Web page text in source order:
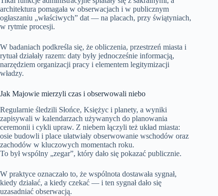
architektura pomagała w obserwacjach i w publicznym
ogłaszaniu „właściwych” dat — na placach, przy świątyniach,
w rytmie procesji.
W badaniach podkreśla się, że obliczenia, przestrzeń miasta i
rytuał działały razem: daty były jednocześnie informacją,
narzędziem organizacji pracy i elementem legitymizacji
władzy.
Jak Majowie mierzyli czas i obserwowali niebo
Regularnie śledzili Słońce, Księżyc i planety, a wyniki
zapisywali w kalendarzach używanych do planowania
ceremonii i cykli upraw. Z niebem łączyli też układ miasta:
osie budowli i place ułatwiały obserwowanie wschodów oraz
zachodów w kluczowych momentach roku.
To był wspólny „zegar”, który dało się pokazać publicznie.
W praktyce oznaczało to, że wspólnota dostawała sygnał,
kiedy działać, a kiedy czekać — i ten sygnał dało się
uzasadniać obserwacją.